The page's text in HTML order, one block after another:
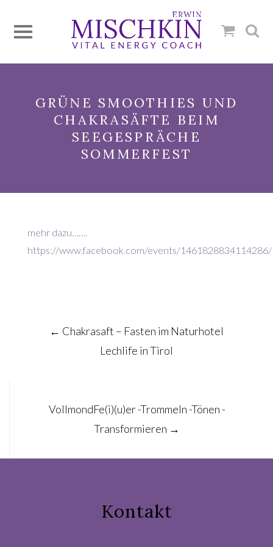
GRÜNE SMOOTHIES UND
CHAKRASÄFTE BEIM
SEEGESPRÄCHE
SOMMERFEST
mehr dazu…….
https://www.facebook.com/events/1461828834114286/
navigation
← Chakrasaft – Fasten im Naturhotel
Lechlife in Tirol
VollmondFe(i)(u)er -Trommeln -Tönen -
Transformieren →
Kontakt